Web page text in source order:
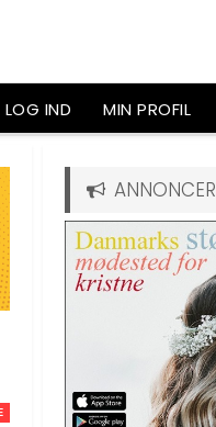
LOG IND MIN PROFIL
ANNONCER